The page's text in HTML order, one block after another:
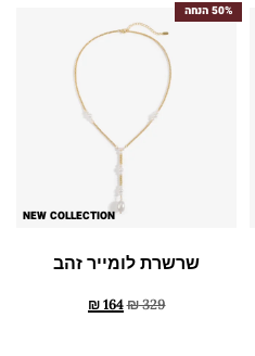
50% הנחה
NEW COLLECTION
שרשרת לומייר זהב
₪329
₪164